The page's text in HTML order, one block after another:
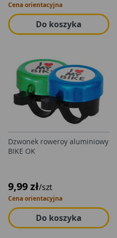
Cena orientacyjna
Do koszyka
Dzwonek roweroy aluminiowy
BIKE OK
9,99 zł/szt
Cena orientacyjna
Do koszyka